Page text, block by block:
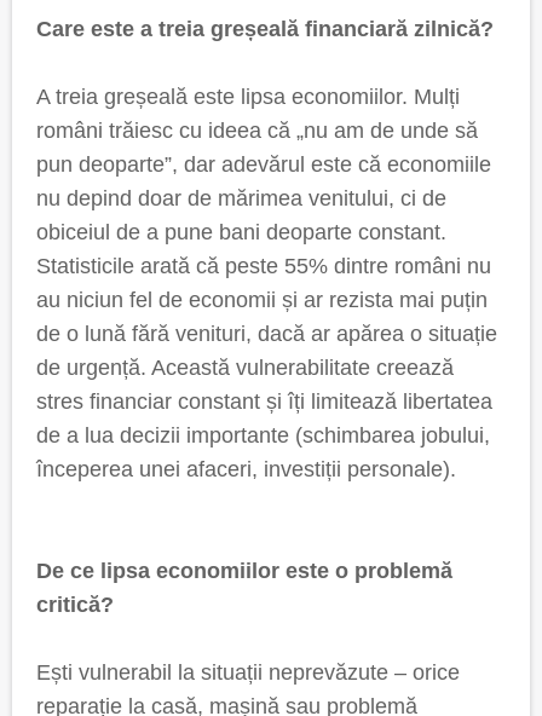
Care este a treia greșeală financiară zilnică?
A treia greșeală este lipsa economiilor. Mulți
români trăiesc cu ideea că „nu am de unde să
pun deoparte”, dar adevărul este că economiile
nu depind doar de mărimea venitului, ci de
obiceiul de a pune bani deoparte constant.
Statisticile arată că peste 55% dintre români nu
au niciun fel de economii și ar rezista mai puțin
de o lună fără venituri, dacă ar apărea o situație
de urgență. Această vulnerabilitate creează
stres financiar constant și îți limitează libertatea
de a lua decizii importante (schimbarea jobului,
începerea unei afaceri, investiții personale).
De ce lipsa economiilor este o problemă
critică?
Ești vulnerabil la situații neprevăzute – orice
reparație la casă, mașină sau problemă